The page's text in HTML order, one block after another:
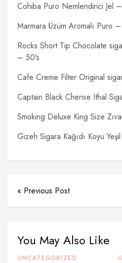
Cohiba Puro Nemlendirici Jel
Marmara Üzüm Aromalı Puro –
Rocks Short Tip Chocolate
– 50’s
Cafe Creme Filter Original
Captain Black Cherise İthal
Smoking Deluxe King Size
Gizeh Sigara Kağıdı Koyu
« Previous Post
You May Also Like
UNCATEGORIZED